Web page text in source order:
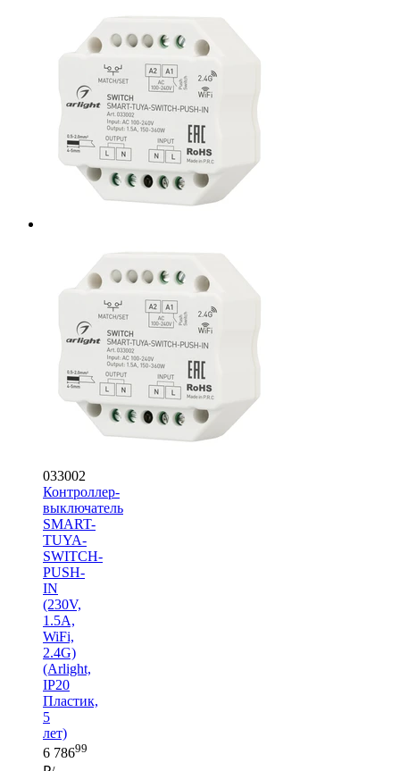
033002
Контроллер-
выключатель
SMART-
TUYA-
SWITCH-
PUSH-
IN
(230V,
1.5A,
WiFi,
2.4G)
(Arlight,
IP20
Пластик,
5
лет)
6 78699